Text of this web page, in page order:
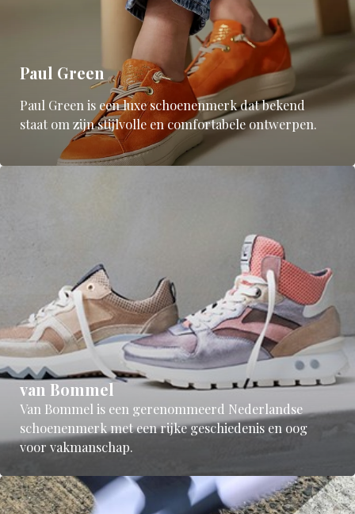
Paul Green
Paul Green is een luxe schoenenmerk dat bekend
staat om zijn stijlvolle en comfortabele ontwerpen.
van Bommel
Van Bommel is een gerenommeerd Nederlandse
schoenenmerk met een rijke geschiedenis en oog
voor vakmanschap.